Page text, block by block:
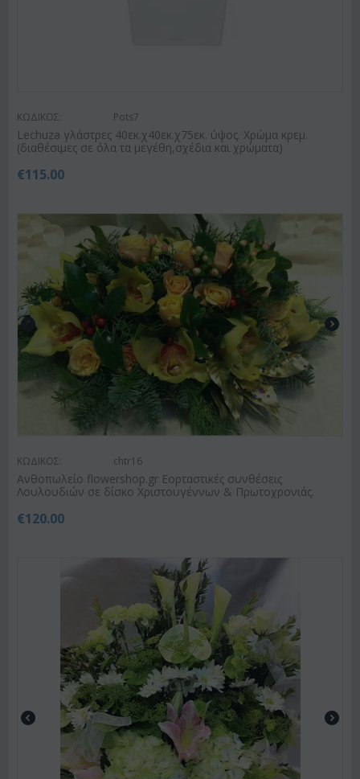
ΚΩΔΙΚΟΣ: Pots7
Lechuza γλάστρες 40εκ.χ40εκ.χ75εκ. ύψος. Χρώμα κρεμ.
(διαθέσιμες σε όλα τα μεγέθη,σχέδια και χρώματα)
€115.00
ΚΩΔΙΚΟΣ: chtr16
Ανθοπωλείο flowershop.gr Εορταστικές συνθέσεις
Λουλουδιών σε δίσκο Χριστουγέννων & Πρωτοχρονιάς.
€120.00